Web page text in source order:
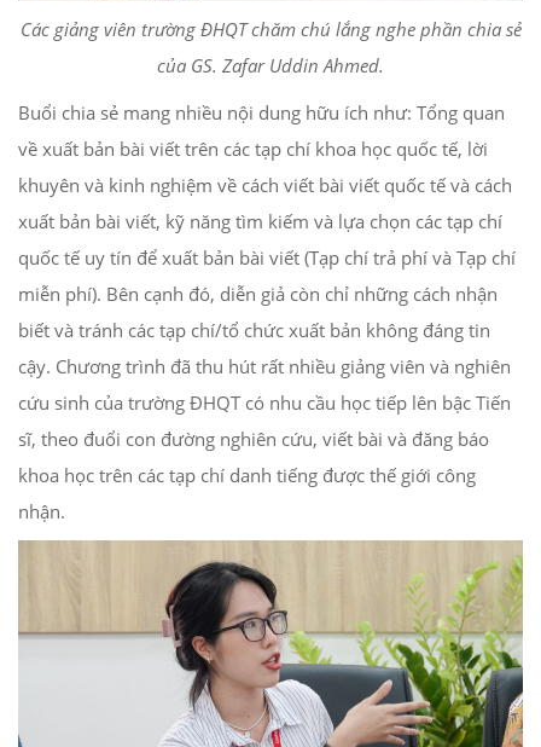
Các giảng viên trường ĐHQT chăm chú lắng nghe phần chia sẻ
của GS. Zafar Uddin Ahmed.
Buổi chia sẻ mang nhiều nội dung hữu ích như: Tổng quan
về xuất bản bài viết trên các tạp chí khoa học quốc tế, lời
khuyên và kinh nghiệm về cách viết bài viết quốc tế và cách
xuất bản bài viết, kỹ năng tìm kiếm và lựa chọn các tạp chí
quốc tế uy tín để xuất bản bài viết (Tạp chí trả phí và Tạp chí
miễn phí). Bên cạnh đó, diễn giả còn chỉ những cách nhận
biết và tránh các tạp chí/tổ chức xuất bản không đáng tin
cậy. Chương trình đã thu hút rất nhiều giảng viên và nghiên
cứu sinh của trường ĐHQT có nhu cầu học tiếp lên bậc Tiến
sĩ, theo đuổi con đường nghiên cứu, viết bài và đăng báo
khoa học trên các tạp chí danh tiếng được thế giới công
nhận.